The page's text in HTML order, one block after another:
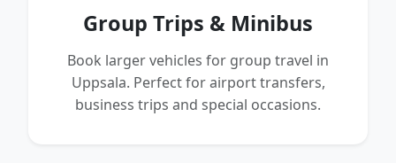
Group Trips & Minibus
Book larger vehicles for group travel in
Uppsala. Perfect for airport transfers,
business trips and special occasions.